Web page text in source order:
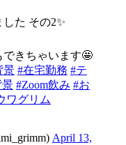
た その2✨
きちゃいます🤩
景 #在宅勤務 #テ
景 #Zoom飲み #お
ワグリム
April 13,